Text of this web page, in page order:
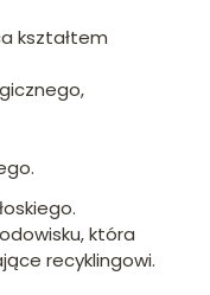
kształtem
która
recyklingowi.